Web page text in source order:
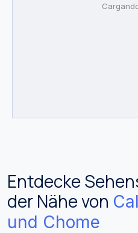
Entdecke
der Nähe von
und Chome